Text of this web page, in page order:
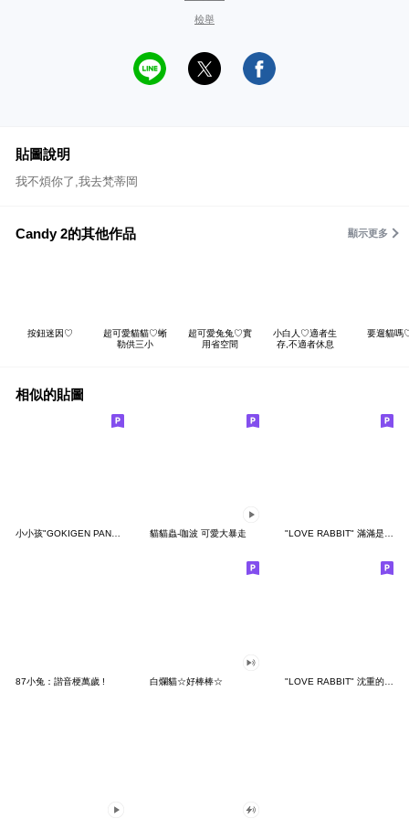
檢舉
貼圖說明
我不煩你了,我去梵蒂岡
Candy 2的其他作品 顯示更多
按鈕迷因♡
超可愛貓貓♡蜥
勒供三小
超可愛兔兔♡實
用省空間
小白人♡適者生
存,不適者休息
要遛貓嗎
相似的貼圖
小小孩"GOKIGEN PANDA" 台灣版 貓貓蟲-咖波 可愛大暴走 "LOVE RABBIT" 滿滿是愛 台灣版
87小兔：諧音梗萬歲 ! 白爛貓☆好棒棒☆ "LOVE RABBIT" 沈重的愛 台灣版